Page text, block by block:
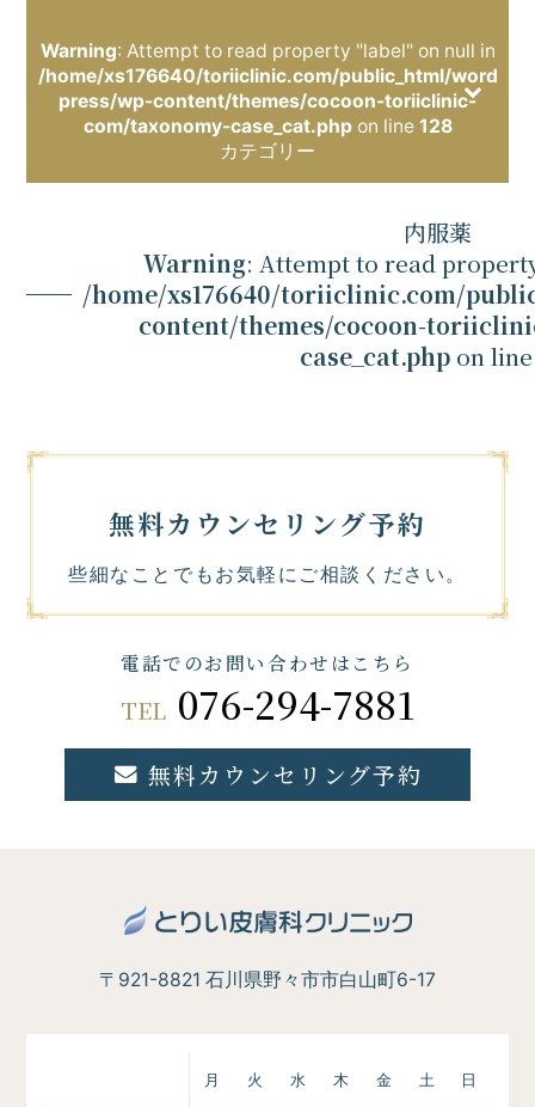
Warning: Attempt to read property "label" on null in
/home/xs176640/toriiclinic.com/public_html/word
press/wp-content/themes/cocoon-toriiclinic-
com/taxonomy-case_cat.phpon line 128
カテゴリー
content/themes/coco
on-toriiclinic-
com/taxonomy-
case_cat.php on line
す5
内服薬
Warning: Attempt to read
/home/xs176640/toriiclinic.com/
content/themes/cocoon-
case_cat.phpon
無料カウンセリング予約
些細なことでもお気軽にご相談ください。
電話でのお問い合わせはこちら
TEL 076-294-7881
無料カウンセリング予約
〒921-8821 石川県野々市市白山町6-17
月 火 水 木 金 土 日